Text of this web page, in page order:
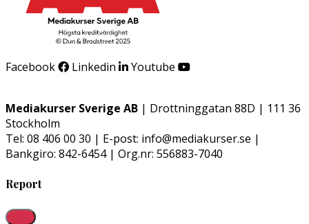
Facebook Linkedin Youtube
Mediakurser Sverige AB | Drottninggatan 88D | 111 36
Stockholm
Tel: 08 406 00 30 | E-post: info@mediakurser.se |
Bankgiro: 842-6454 | Org.nr: 556883-7040
Report